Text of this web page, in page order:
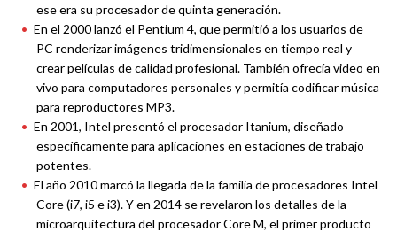
ese era su procesador de quinta generación.
En el 2000 lanzó el Pentium 4, que permitió a los usuarios de
PC renderizar imágenes tridimensionales en tiempo real y
crear películas de calidad profesional. También ofrecía video en
vivo para computadores personales y permitía codificar música
para reproductores MP3.
En 2001, Intel presentó el procesador Itanium, diseñado
específicamente para aplicaciones en estaciones de trabajo
potentes.
El año 2010 marcó la llegada de la familia de procesadores Intel
Core (i7, i5 e i3). Y en 2014 se revelaron los detalles de la
microarquitectura del procesador Core M, el primer producto